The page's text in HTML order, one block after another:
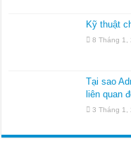
Kỹ thuật
8 Tháng 1,
Tại sao
liên quan
3 Tháng 1,